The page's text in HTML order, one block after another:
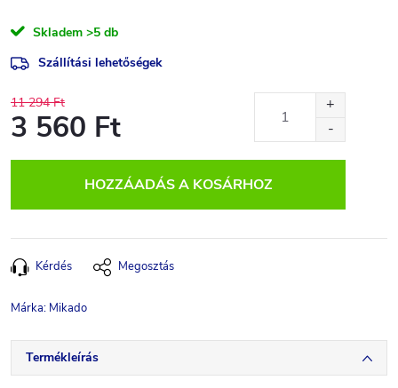
Skladem >5 db
Szállítási lehetőségek
11 294 Ft
3 560 Ft
HOZZÁADÁS A KOSÁRHOZ
Kérdés Megosztás
Márka: Mikado
Termékleírás